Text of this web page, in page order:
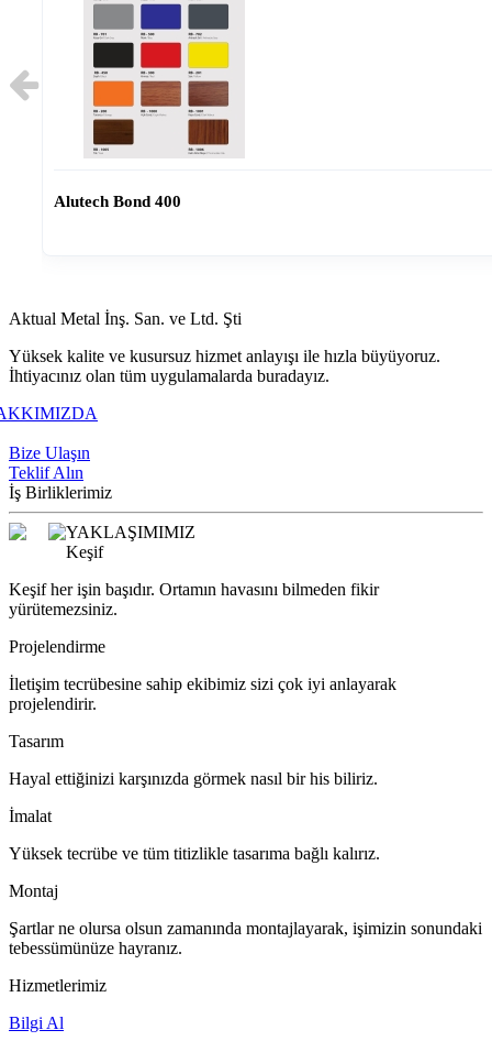
Alutech Bond 400
Aktual Metal İnş. San. ve Ltd. Şti
Yüksek kalite ve kusursuz hizmet anlayışı ile hızla büyüyoruz.
İhtiyacınız olan tüm uygulamalarda buradayız.
Bize Ulaşın
Teklif Alın
İş Birliklerimiz
YAKLAŞIMIMIZ
Keşif
Keşif her işin başıdır. Ortamın havasını bilmeden fikir
yürütemezsiniz.
Projelendirme
İletişim tecrübesine sahip ekibimiz sizi çok iyi anlayarak
projelendirir.
Tasarım
Hayal ettiğinizi karşınızda görmek nasıl bir his biliriz.
İmalat
Yüksek tecrübe ve tüm titizlikle tasarıma bağlı kalırız.
Montaj
Şartlar ne olursa olsun zamanında montajlayarak, işimizin sonundaki
tebessümünüze hayranız.
Hizmetlerimiz
Bilgi Al